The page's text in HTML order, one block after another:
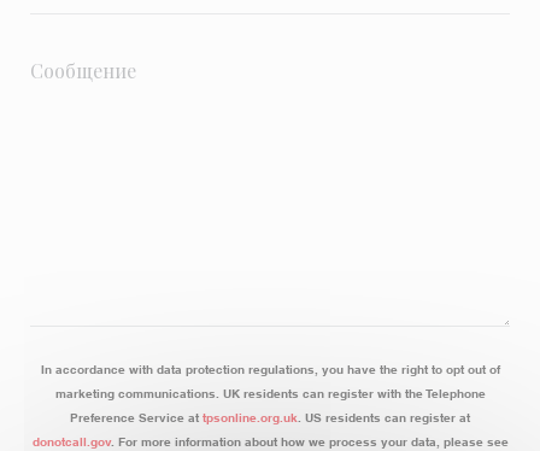
In accordance with data protection regulations, you have the right to opt out of
marketing communications. UK residents can register with the Telephone
Preference Service at tpsonline.org.uk . US residents can register at
donotcall.gov. For more information about how we process your data, please see